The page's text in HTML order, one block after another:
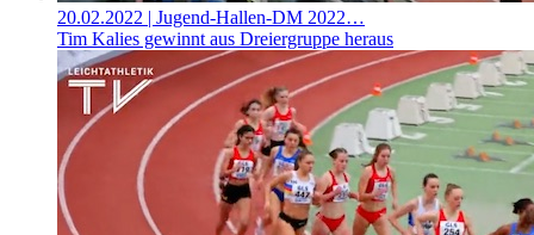
20.02.2022 | Jugend-Hallen-DM 2022…
Tim Kalies gewinnt aus Dreiergruppe heraus